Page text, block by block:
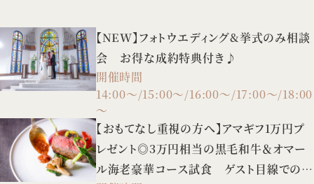
【NEW】フォトウエディング&挙式のみ相談
会 お得な成約特典付き♪
開催時間
14:00～/15:00～/16:00～/17:00～/18:00
～
【おもてなし重視の方へ】アマギフ1万円プ
レゼント◎3万円相当の黒毛和牛＆オマー
ル海老豪華コース試食 ゲスト目線での会